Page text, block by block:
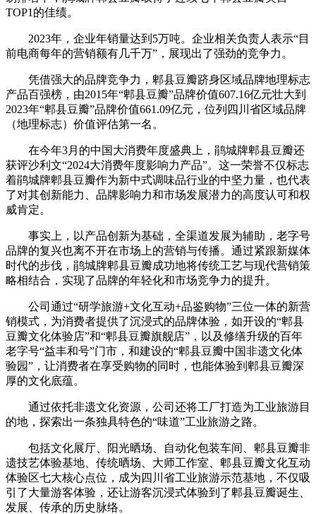
TOP1的佳绩。
2023年，企业年销量达到5万吨。企业相关负责人表示“目
前电商每年的营销额有几千万”，展现出了强劲的竞争力。
凭借强大的品牌竞争力，郫县豆瓣跻身区域品牌地理标志
产品百强榜，由2015年“郫县豆瓣”品牌价值607.16亿元壮大到
2023年“郫县豆瓣”品牌价值661.09亿元，位列四川省区域品牌
（地理标志）价值评估第一名。
在今年3月的中国大消费年度盛典上，鹃城牌郫县豆瓣还
获评沙利文“2024大消费年度影响力产品”。这一荣誉不仅标志
着鹃城牌郫县豆瓣作为新中式调味品行业的中坚力量，也代表
了对其创新能力、品牌影响力和市场发展潜力的高度认可和权
威肯定。
事实上，以产品创新为基础，全渠道发展为辅助，老字号
品牌的复兴也离不开在市场上的营销与传播。通过紧跟新媒体
时代的步伐，鹃城牌郫县豆瓣成功地将传统工艺与现代营销策
略相结合，实现了品牌的年轻化和市场竞争力的提升。
公司通过“研学旅游+文化互动+品鉴购物”三位一体的新营
销模式，为消费者提供了沉浸式的品牌体验，如开设的“郫县
豆瓣文化体验店”和“郫县豆瓣旗舰店”，以及修缮升级的百年
老字号“益丰和号”门市，和建设的“郫县豆瓣中国非遗文化体
验园”，让消费者在享受购物的同时，也能体验到郫县豆瓣深
厚的文化底蕴。
通过依托非遗文化资源，公司还将工厂打造为工业旅游目
的地，探索出一条独具特色的“味道”工业旅游之路。
包括文化展厅、阳光晒场、自动化包装车间、郫县豆瓣非
遗技艺体验基地、传统晒场、大师工作室、郫县豆瓣文化互动
体验区七大核心点位，成为四川省工业旅游示范基地，不仅吸
引了大量游客体验，还让游客沉浸式体验到了郫县豆瓣诞生、
发展、传承的历史脉络。